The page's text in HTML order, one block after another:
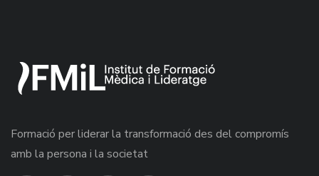
Formació per liderar la transformació des del compromís
amb la persona i la societat